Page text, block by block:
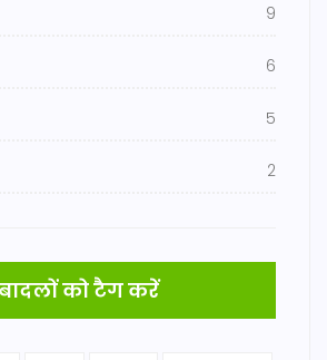
9
6
5
2
को टैग करें